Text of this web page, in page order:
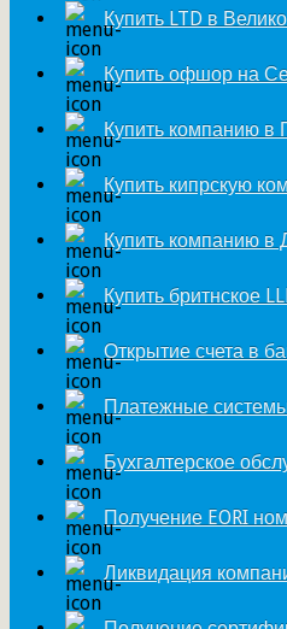
Купить LTD в
Купить офшор на
Купить компанию в
Купить кипрскую
Купить компанию в
Купить бритнское
Открытие счета в
Платежные
Получение EORI
Ликвидация